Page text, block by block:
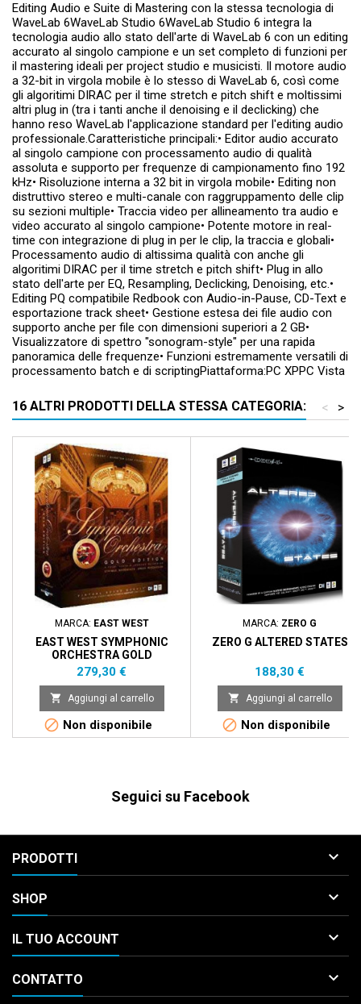
Editing Audio e Suite di Mastering con la stessa tecnologia di
WaveLab 6WaveLab Studio 6WaveLab Studio 6 integra la
tecnologia audio allo stato dell'arte di WaveLab 6 con un editing
accurato al singolo campione e un set completo di funzioni per
il mastering ideali per project studio e musicisti. Il motore audio
a 32-bit in virgola mobile è lo stesso di WaveLab 6, così come
gli algoritimi DIRAC per il time stretch e pitch shift e moltissimi
altri plug in (tra i tanti anche il denoising e il declicking) che
hanno reso WaveLab l'applicazione standard per l'editing audio
professionale.Caratteristiche principali:• Editor audio accurato
al singolo campione con processamento audio di qualità
assoluta e supporto per frequenze di campionamento fino 192
kHz• Risoluzione interna a 32 bit in virgola mobile• Editing non
distruttivo stereo e multi-canale con raggruppamento delle clip
su sezioni multiple• Traccia video per allineamento tra audio e
video accurato al singolo campione• Potente motore in real-
time con integrazione di plug in per le clip, la traccia e globali•
Processamento audio di altissima qualità con anche gli
algoritimi DIRAC per il time stretch e pitch shift• Plug in allo
stato dell'arte per EQ, Resampling, Declicking, Denoising, etc.•
Editing PQ compatibile Redbook con Audio-in-Pause, CD-Text e
esportazione track sheet• Gestione estesa dei file audio con
supporto anche per file con dimensioni superiori a 2 GB•
Visualizzatore di spettro "sonogram-style" per una rapida
panoramica delle frequenze• Funzioni estremamente versatili di
processamento batch e di scriptingPiattaforma:PC XPPC Vista
16 ALTRI PRODOTTI DELLA STESSA CATEGORIA: >
<
MARCA: EAST WEST
EAST WEST SYMPHONIC
ORCHESTRA GOLD
COMPLETE
Prezzo
279,30 €
 Aggiungi al carrello
 Non disponibile
MARCA: ZERO G
ZERO G ALTERED STATES
Prezzo
188,30 €
 Aggiungi al carrello
 Non disponibile
Seguici su Facebook
PRODOTTI 
SHOP 
IL TUO ACCOUNT 
CONTATTO 